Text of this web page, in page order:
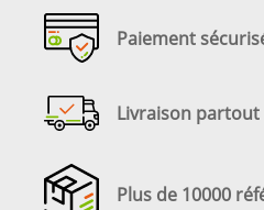
Paiement
Livraison partout
Plus de 10000